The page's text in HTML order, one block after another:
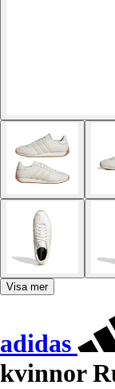
Visa mer
adidas
kvinnor